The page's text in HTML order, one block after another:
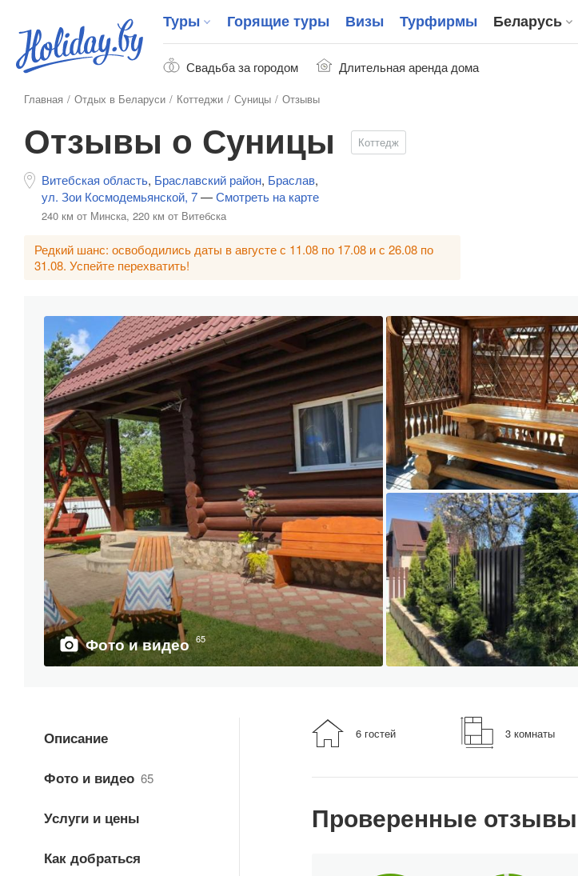
Свадьба за городом Длительная аренда дома
Туры Горящие туры Визы Турфирмы Беларусь
Главная Отдых в Беларуси Коттеджи Суницы Отзывы
Отзывы о Суницы Коттедж
Витебская область, Браславский район, Браслав,
ул. Зои Космодемьянской, 7—Смотреть на карте
240 км от Минска, 220 км от Витебска
Редкий шанс: освободились даты в августе с 11.08 по 17.08 и с 26.08 по
31.08. Успейте перехватить!
Фото и видео 65
Описание
Фото и видео 65
Услуги и цены
Как добраться
6 гостей 3 комнаты
Проверенные отзывы